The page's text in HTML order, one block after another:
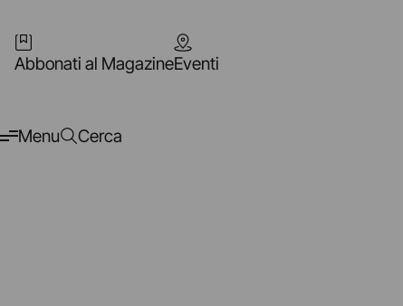
Abbonati al MagazineEventi
Menu Cerca